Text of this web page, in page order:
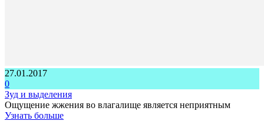
27.01.2017
0
Зуд и выделения
Ощущение жжения во влагалище является неприятным
Узнать больше